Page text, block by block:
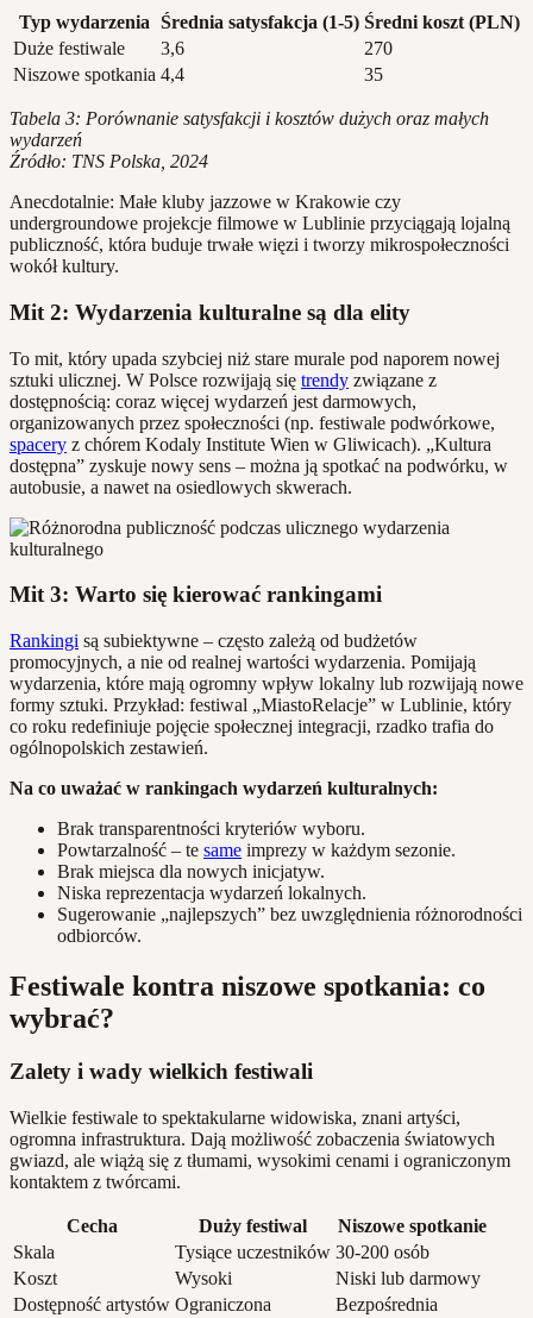
Typ wydarzenia Średnia satysfakcja (1-5) Średni koszt (PLN)
Duże festiwale
3,6
270
Niszowe spotkania 4,4 35
Tabela 3: Porównanie satysfakcji i kosztów dużych oraz małych
wydarzeń
Źródło: TNS Polska, 2024
Anecdotalnie: Małe kluby jazzowe w Krakowie czy
undergroundowe projekcje filmowe w Lublinie przyciągają lojalną
publiczność, która buduje trwałe więzi i tworzy mikrospołeczności
wokół kultury.
Mit 2: Wydarzenia kulturalne są dla elity
To mit, który upada szybciej niż stare murale pod naporem nowej
sztuki ulicznej. W Polsce rozwijają się trendy związane z
dostępnością: coraz więcej wydarzeń jest darmowych,
organizowanych przez społeczności (np. festiwale podwórkowe,
spacery z chórem Kodaly Institute Wien w Gliwicach). „Kultura
dostępna” zyskuje nowy sens – można ją spotkać na podwórku, w
autobusie, a nawet na osiedlowych skwerach.
Mit 3: Warto się kierować rankingami
Rankingi są subiektywne – często zależą od budżetów
promocyjnych, a nie od realnej wartości wydarzenia. Pomijają
wydarzenia, które mają ogromny wpływ lokalny lub rozwijają nowe
formy sztuki. Przykład: festiwal „MiastoRelacje” w Lublinie, który
co roku redefiniuje pojęcie społecznej integracji, rzadko trafia do
ogólnopolskich zestawień.
Na co uważać w rankingach wydarzeń kulturalnych:
Brak transparentności kryteriów wyboru.
Powtarzalność – te same imprezy w każdym sezonie.
Brak miejsca dla nowych inicjatyw.
Niska reprezentacja wydarzeń lokalnych.
Sugerowanie „najlepszych” bez uwzględnienia różnorodności
odbiorców.
Festiwale kontra niszowe spotkania: co
wybrać?
Zalety i wady wielkich festiwali
Wielkie festiwale to spektakularne widowiska, znani artyści,
ogromna infrastruktura. Dają możliwość zobaczenia światowych
gwiazd, ale wiążą się z tłumami, wysokimi cenami i ograniczonym
kontaktem z twórcami.
Cecha Duży festiwal
Niszowe spotkanie
Skala
Tysiące uczestników 30-200 osób
Koszt
Wysoki
Niski lub darmowy
Dostępność artystów Ograniczona
Bezpośrednia